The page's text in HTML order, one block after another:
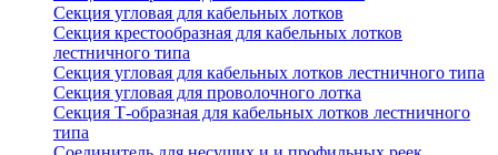
Секция угловая для кабельных лотков
Секция крестообразная для кабельных лотков
лестничного типа
Секция угловая для кабельных лотков лестничного типа
Секция угловая для проволочного лотка
Секция Т-образная для кабельных лотков лестничного
типа